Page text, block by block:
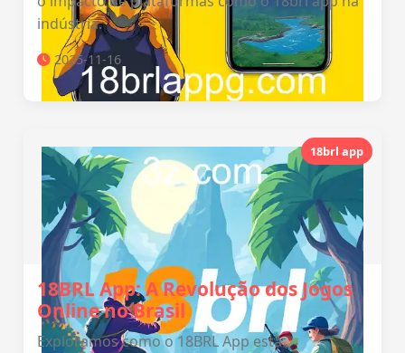
indústria.
2025-11-16
18brl app
18BRL App: A Revolução dos Jogos
Online no Brasil
Exploramos como o 18BRL App está